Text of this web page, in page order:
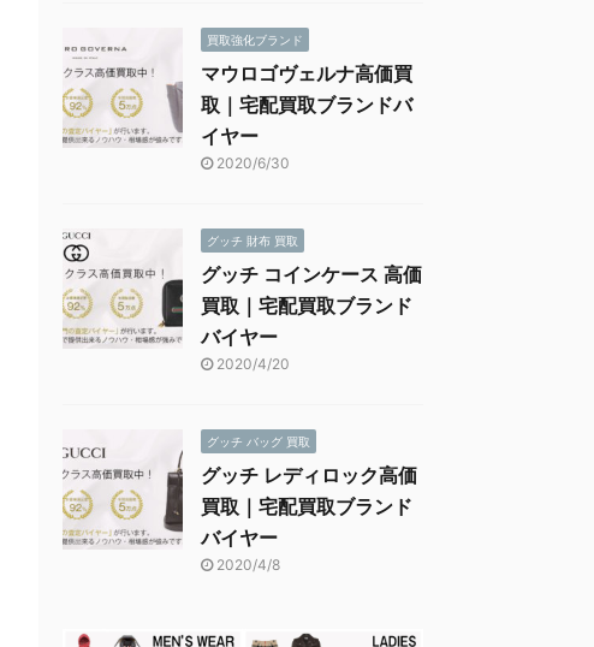
買取強化ブランド
マウロゴヴェルナ高価買
取｜宅配買取ブランドバ
イヤー
2020/6/30
グッチ 財布 買取
グッチ コインケース 高価
買取｜宅配買取ブランド
バイヤー
2020/4/20
グッチ バッグ 買取
グッチ レディロック高価
買取｜宅配買取ブランド
バイヤー
2020/4/8